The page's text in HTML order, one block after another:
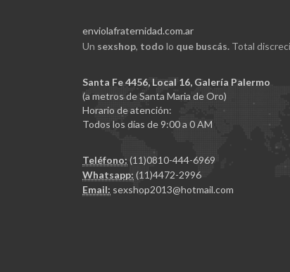
enviolafraternidad.com.ar
Un sexshop, todo lo que buscás. Total
Santa Fe 4456, Local 16, Galería Palermo
(a metros de Santa Maria de Oro)
Horario de atención:
Todos los días de 9:00 a 0 AM
Teléfono: (11)0810-444-6969
Whatsapp: (11)4472-2996
Email: sexshop2013@hotmail.com